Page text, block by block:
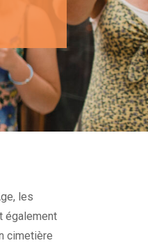
les
également
cimetière